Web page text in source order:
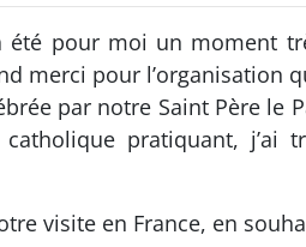
été pour moi un moment
merci pour l’organisation
par notre Saint Père le
pratiquant, j’ai
visite en France, en